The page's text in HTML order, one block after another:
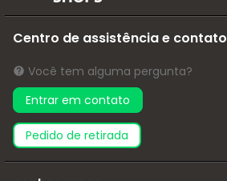
Centro de assistência e contato
Você tem alguma pergunta?
Entrar em contato
pedido de retirada